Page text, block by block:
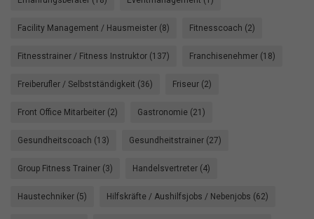
Facility Management / Hausmeister (8) Fitnesscoach (2)
Fitnesstrainer / Fitness Instruktor (137) Franchisenehmer (18)
Freiberufler / Selbstständigkeit (36) Friseur (2)
Front Office Mitarbeiter (2) Gastronomie (21)
Gesundheitscoach (13) Gesundheitstrainer (27)
Group Fitness Trainer (3) Handelsvertreter (4)
Haustechniker (5) Hilfskräfte / Aushilfsjobs / Nebenjobs (62)